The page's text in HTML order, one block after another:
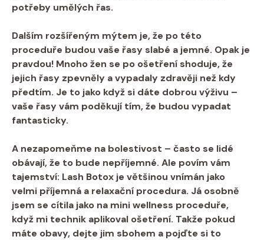
potřeby umělých řas.
Dalším rozšířeným mýtem je, že po této
proceduře budou vaše řasy slabé a jemné. Opak je
pravdou! Mnoho žen se po ošetření shoduje, že
jejich řasy zpevněly a vypadaly zdravěji než kdy
předtím. Je to jako když si dáte dobrou výživu –
vaše řasy vám poděkují tím, že budou vypadat
fantasticky.
A nezapomeňme na bolestivost – často se lidé
obávají, že to bude nepříjemné. Ale povím vám
tajemství: Lash Botox je většinou vnímán jako
velmi příjemná a relaxační procedura. Já osobně
jsem se cítila jako na mini wellness proceduře,
když mi technik aplikoval ošetření. Takže pokud
máte obavy, dejte jim sbohem a pojďte si to